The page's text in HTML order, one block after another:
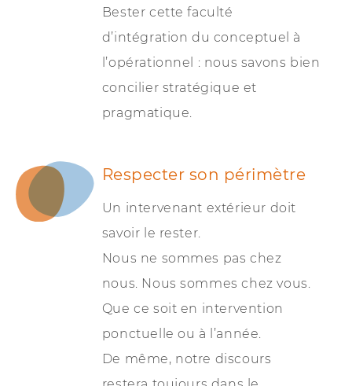
Bester cette faculté
d’intégration du conceptuel à
l’opérationnel : nous savons bien
concilier stratégique et
pragmatique.
Respecter son périmètre
Un intervenant extérieur doit
savoir le rester.
Nous ne sommes pas chez
nous. Nous sommes chez vous.
Que ce soit en intervention
ponctuelle ou à l’année.
De même, notre discours